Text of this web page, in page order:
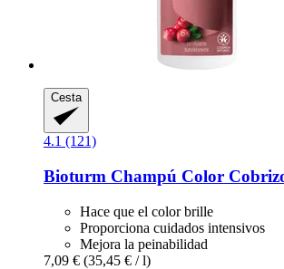
Cesta
4.1 (121)
Bioturm Champú Color
Hace que el color brille
Proporciona cuidados intensivos
Mejora la peinabilidad
7,09 € (35,45 € / l)